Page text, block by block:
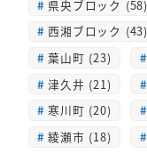
県央ブロック (58)
西湘ブロック (43)
葉山町 (23)
津久井 (21)
寒川町 (20)
綾瀬市 (18)